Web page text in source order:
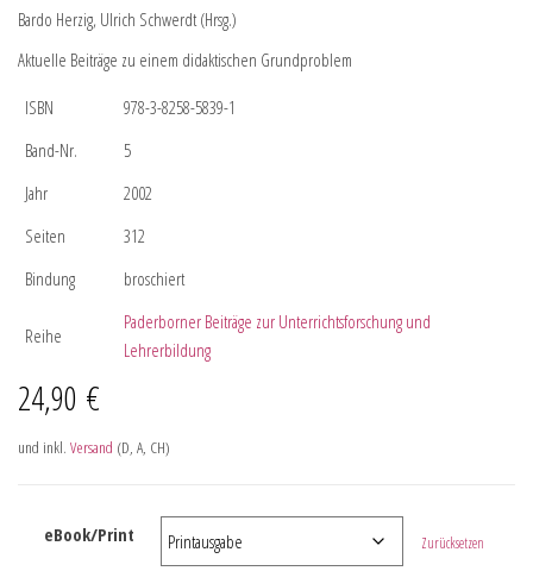
Bardo Herzig, Ulrich Schwerdt (Hrsg.)
Aktuelle Beiträge zu einem didaktischen Grundproblem
ISBN
978-3-8258-5839-1
Band-Nr.
5
Jahr
2002
Seiten
312
Bindung
broschiert
Reihe
Paderborner Beiträge zur Unterrichtsforschung und
Lehrerbildung
24,90 €
und inkl. Versand (D, A, CH)
eBook/Print Zurücksetzen